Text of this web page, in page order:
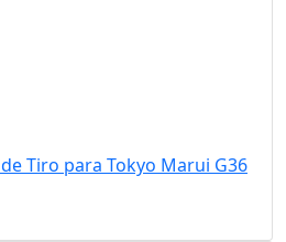
Tiro para Tokyo Marui G36